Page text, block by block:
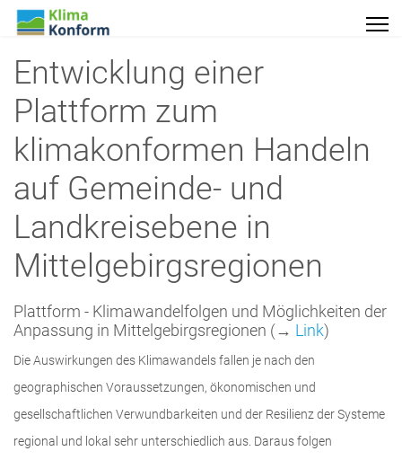
Entwicklung einer
Plattform zum
klimakonformen Handeln
auf Gemeinde- und
Landkreisebene in
Mittelgebirgsregionen
Plattform - Klimawandelfolgen und Möglichkeiten der
Anpassung in Mittelgebirgsregionen (→ Link)
Die Auswirkungen des Klimawandels fallen je nach den
geographischen Voraussetzungen, ökonomischen und
gesellschaftlichen Verwundbarkeiten und der Resilienz der Systeme
regional und lokal sehr unterschiedlich aus. Daraus folgen